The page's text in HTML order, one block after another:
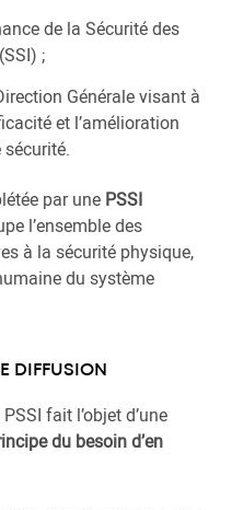
de la Sécurité des
;
Générale visant à
et l’amélioration
par une PSSI
l’ensemble des
à la sécurité physique,
du système
DIFFUSION
fait l’objet d’une
du besoin d’en